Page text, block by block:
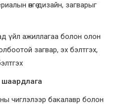
өнгө дизайн, загварыг
үйл ажиллагаа болон олон
загвар, эх бэлтгэх,
чиглэлээр бакалавр болон